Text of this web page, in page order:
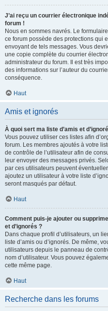
J’ai reçu un courrier électronique
forum !
Nous en sommes navrés. Le
ce forum possède des protections qui
envoyant de tels messages. Vous
une copie complète du courrier
administrateur du forum. Il est très
des informations sur l’auteur du
conséquence.
Haut
Amis et ignorés
À quoi sert ma liste d’amis et
Vous pouvez utiliser ces listes afin
forum. Les membres ajoutés à votre
de contrôle de l’utilisateur afin de
leur envoyer des messages privés.
par ces utilisateurs peuvent
ajoutez un utilisateur à votre liste
seront masqués par défaut.
Haut
Comment puis-je ajouter ou
et d’ignorés ?
Dans chaque profil d’utilisateurs, un
liste d’amis ou d’ignorés. De même,
utilisateurs depuis le panneau de
nom d’utilisateur. Vous pouvez
cette même page.
Haut
Recherche dans les forums